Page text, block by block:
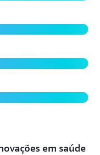
em saúde